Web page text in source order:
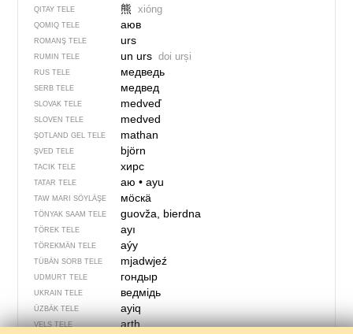
QITAY TELE 熊 xióng
QOMIQ TELE аюв
ROMANŞ TELE urs
RUMIN TELE un urs doi urși
RUS TELE медведь
SERB TELE медвед
SLOVAK TELE medveď
SLOVEN TELE medved
ŞOTLAND GEL TELE mathan
ŞVED TELE björn
TACIK TELE хирс
TATAR TELE аю• ayu
TAW MARI SÖYLÄŞE мӧскӓ
TÖNYAK SAAM TELE guovža, bierdna
TÖREK TELE ayı
TÖREKMÄN TELE aýy
TÜBÄN SORB TELE mjadwjeź
UDMURT TELE гондыр
UKRAIN TELE ведмідь
ÜZBÄK TELE ayiq
VELS TELE arth